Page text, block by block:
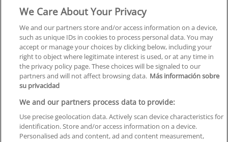
Formación
Centros
Orientación
Quiénes somos
Contacta
Aviso Legal
Política de Privacidad
Política de Cookies
We Care About Your Privacy
We and our partners store and/or access information on a device,
such as unique IDs in cookies to process personal data. You may
accept or manage your choices by clicking below, including your
right to object where legitimate interest is used, or at any time in
the privacy policy page. These choices will be signaled to our
partners and will not affect browsing data. Más información sobre
su privacidad
We and our partners process data to provide:
Use precise geolocation data. Actively scan device characteristics for
identification. Store and/or access information on a device.
Personalised ads and content, ad and content measurement,